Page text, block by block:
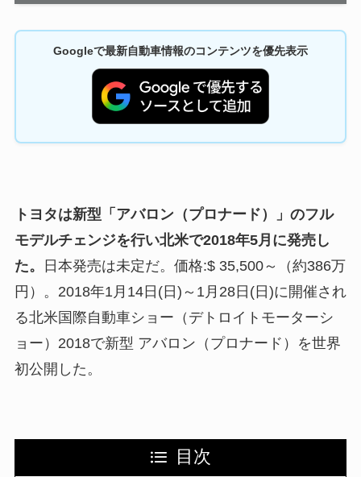
Googleで最新自動車情報のコンテンツを優先表示
トヨタは新型「アバロン（プロナード）」のフル
モデルチェンジを行い北米で2018年5月に発売し
た。
日本発売は未定だ。価格:$ 35,500～（約386万
円）。2018年1月14日(日)～1月28日(日)に開催され
る北米国際自動車ショー（デトロイトモーターシ
ョー）2018で新型 アバロン（プロナード）を世界
初公開した。
目次